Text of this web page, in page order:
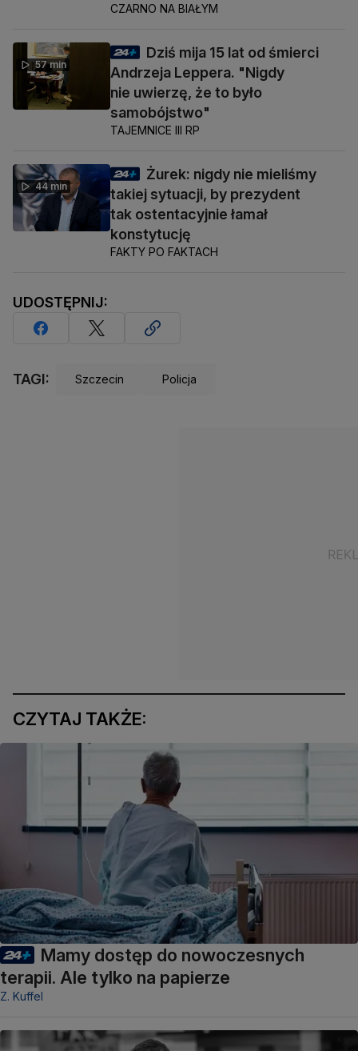
CZARNO NA BIAŁYM
57 min
Dziś mija 15 lat od śmierci
Andrzeja Leppera. "Nigdy
nie uwierzę, że to było
samobójstwo"
TAJEMNICE III RP
44 min
Żurek: nigdy nie mieliśmy
takiej sytuacji, by prezydent
tak ostentacyjnie łamał
konstytucję
FAKTY PO FAKTACH
UDOSTĘPNIJ:
TAGI: Szczecin Policja
CZYTAJ TAKŻE:
Mamy dostęp do nowoczesnych
terapii. Ale tylko na papierze
Z. Kuffel